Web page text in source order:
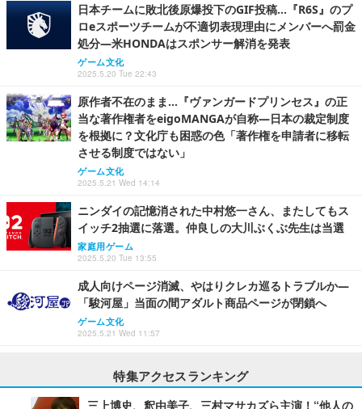
日本チームに敗北後原爆投下のGIF投稿…『R6S』のプ
ロeスポーツチームが不適切表現理由にメンバーへ罰金
処分―米HONDAはスポンサー解消を発表
ゲーム文化
2025.5.20 Tue 22:43
原作者不在のまま…『ヴァンガードプリンセス』の正
当な著作権者をeigoMANGAが自称―日本の裁定制度
を根拠に？文化庁も困惑の色「著作権を申請者に移転
させる制度ではない」
ゲーム文化
2025.5.21 Wed 14:14
ニンダイの記憶消された中村悠一さん、またしてもス
イッチ2抽選に落選。仲良しの大川ぶくぶ先生は当選
家庭用ゲーム
2025.5.20 Tue 13:55
成人向けページ消滅、やはりクレカ巡るトラブルか―
「駿河屋」当面の間アダルト商品ページが閉鎖へ
ゲーム文化
2025.5.21 Wed 11:57
特集アクセスランキング
三上博史、釈由美子、三村マサカズら主演！“他人の